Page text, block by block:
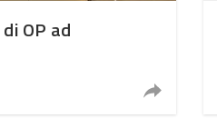
OP ad